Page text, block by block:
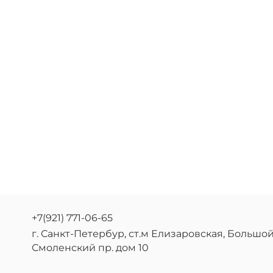
+7(921) 771-06-65
г. Санкт-Петербур, ст.м Елизаровская, Большой
Смоленский пр. дом 10